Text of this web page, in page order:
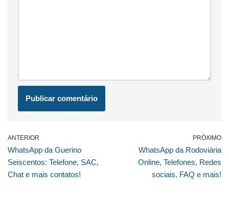
ANTERIOR
WhatsApp da Guerino
Seiscentos: Telefone, SAC,
Chat e mais contatos!
PRÓXIMO
WhatsApp da Rodoviária
Online, Telefones, Redes
sociais, FAQ e mais!